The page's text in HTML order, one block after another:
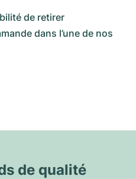
de retirer
dans l’une de nos
de qualité